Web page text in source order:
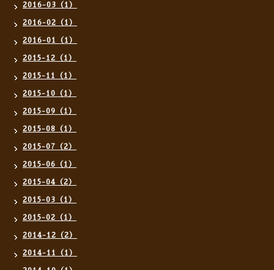
2016-03（1）
2016-02（1）
2016-01（1）
2015-12（1）
2015-11（1）
2015-10（1）
2015-09（1）
2015-08（1）
2015-07（2）
2015-06（1）
2015-04（2）
2015-03（1）
2015-02（1）
2014-12（2）
2014-11（1）